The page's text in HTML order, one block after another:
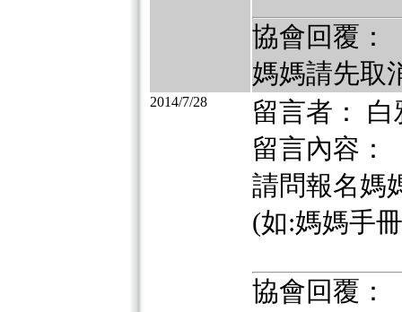
協會回覆：
媽媽請先取
2014/7/28
留言者： 白
留言內容：
請問報名媽
(如:媽媽手
協會回覆：